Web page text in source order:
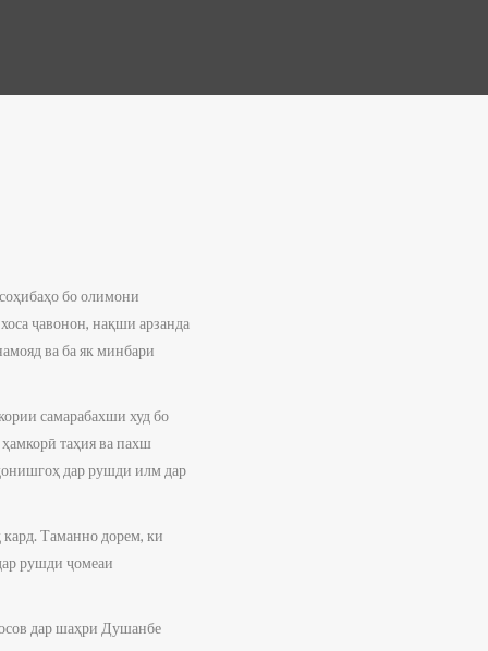
бо олимони
ҷавонон, нақши арзанда
ва ба як минбари
самарабахши худ бо
таҳия ва пахш
дар рушди илм дар
кард. Таманно дорем, ки
рушди ҷомеаи
дар шаҳри Душанбе